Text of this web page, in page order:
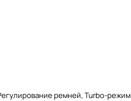
ремней, Turbo-режим